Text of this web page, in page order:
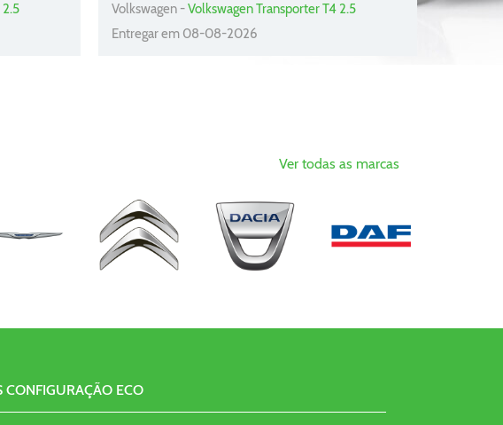
Volkswagen -Volkswagen Transporter T4 2.5
Entregar em 08-08-2026
Ver todas as marcas
CONFIGURAÇÃO ECO